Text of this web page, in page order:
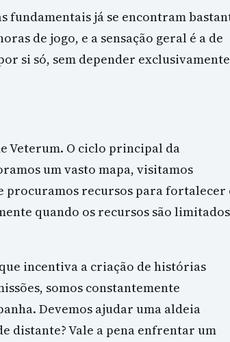
fundamentais já se encontram
de jogo, e a sensação geral é a de
si só, sem depender exclusivamente
Veterum. O ciclo principal da
um vasto mapa, visitamos
procuramos recursos para fortalecer
quando os recursos são
incentiva a criação de histórias
somos constantemente
Devemos ajudar uma aldeia
distante? Vale a pena enfrentar um